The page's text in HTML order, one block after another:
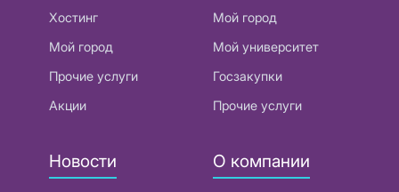
Хостинг
Мой город
Прочие услуги
Акции
Мой город
Мой университет
Госзакупки
Прочие услуги
Новости О компании